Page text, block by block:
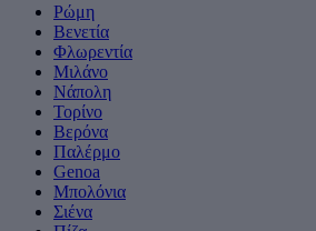
Ρώμη
Βενετία
Φλωρεντία
Μιλάνο
Νάπολη
Τορίνο
Βερόνα
Παλέρμο
Genoa
Μπολόνια
Σιένα